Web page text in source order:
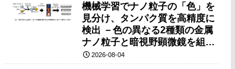
機械学習でナノ粒子の「色」を
見分け、タンパク質を高精度に
検出 －色の異なる2種類の金属
ナノ粒子と暗視野顕微鏡を組み
合わせ、従来法では難しかった
2026-08-04